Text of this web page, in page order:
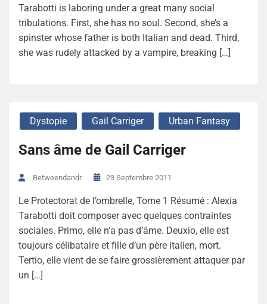
Tarabotti is laboring under a great many social
tribulations. First, she has no soul. Second, she’s a
spinster whose father is both Italian and dead. Third,
she was rudely attacked by a vampire, breaking […]
Dystopie Gail Carriger Urban Fantasy
Sans âme de Gail Carriger
Betweendandr 23 Septembre 2011
Le Protectorat de l’ombrelle, Tome 1 Résumé : Alexia
Tarabotti doit composer avec quelques contraintes
sociales. Primo, elle n’a pas d’âme. Deuxio, elle est
toujours célibataire et fille d’un père italien, mort.
Tertio, elle vient de se faire grossièrement attaquer par
un […]